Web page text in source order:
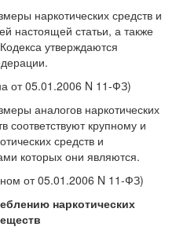
наркотических средств и
настоящей статьи, а также
утверждаются
от 05.01.2006 N 11-ФЗ)
аналогов наркотических
соответствуют крупному и
средств и
которых они являются.
от 05.01.2006 N 11-ФЗ)
наркотических